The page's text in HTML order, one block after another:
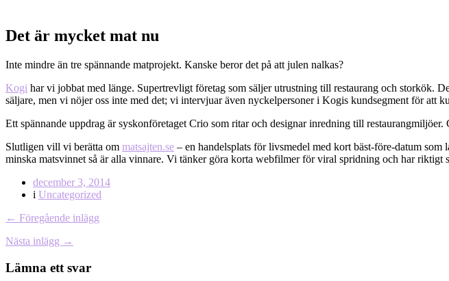
Det är mycket mat nu
Inte mindre än tre spännande matprojekt. Kanske beror det på att julen nalkas?
Kogi har vi jobbat med länge. Supertrevligt företag som säljer utrustning till restaurang och storkök.
säljare, men vi nöjer oss inte med det; vi intervjuar även nyckelpersoner i Kogis kundsegment för att
Ett spännande uppdrag är syskonföretaget Crio som ritar och designar inredning till restaurangmiljöer.
Slutligen vill vi berätta om matsajten.se – en handelsplats för livsmedel med kort bäst-före-datum
minska matsvinnet så är alla vinnare. Vi tänker göra korta webfilmer för viral spridning och har riktigt
december 3, 2014
i Uncategorized
← Föregående inlägg
Nästa inlägg →
Lämna ett svar